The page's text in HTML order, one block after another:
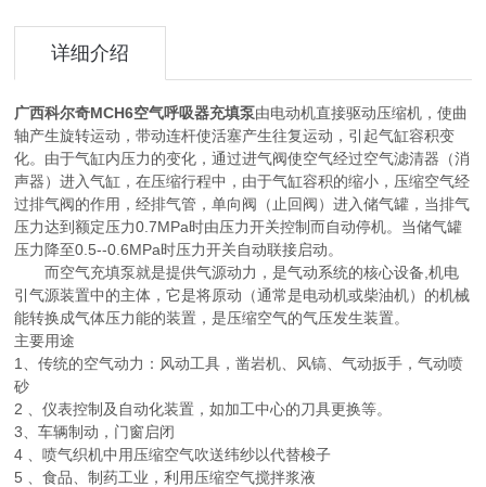
详细介绍
广西科尔奇MCH6空气呼吸器充填泵由电动机直接驱动压缩机，使曲
轴产生旋转运动，带动连杆使活塞产生往复运动，引起气缸容积变
化。由于气缸内压力的变化，通过进气阀使空气经过空气滤清器（消
声器）进入气缸，在压缩行程中，由于气缸容积的缩小，压缩空气经
过排气阀的作用，经排气管，单向阀（止回阀）进入储气罐，当排气
压力达到额定压力0.7MPa时由压力开关控制而自动停机。当储气罐
压力降至0.5--0.6MPa时压力开关自动联接启动。
而空气充填泵就是提供气源动力，是气动系统的核心设备,机电
引气源装置中的主体，它是将原动（通常是电动机或柴油机）的机械
能转换成气体压力能的装置，是压缩空气的气压发生装置。
主要用途
1、传统的空气动力：风动工具，凿岩机、风镐、气动扳手，气动喷
砂
2 、仪表控制及自动化装置，如加工中心的刀具更换等。
3、车辆制动，门窗启闭
4 、喷气织机中用压缩空气吹送纬纱以代替梭子
5 、食品、制药工业，利用压缩空气搅拌浆液